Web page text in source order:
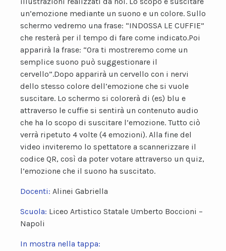
un’emozione mediante un suono e un colore. Sullo
schermo vedremo una frase: “INDOSSA LE CUFFIE”
che resterà per il tempo di fare come indicato.Poi
apparirà la frase: “Ora ti mostreremo come un
semplice suono può suggestionare il
cervello”.Dopo apparirà un cervello con i nervi
dello stesso colore dell’emozione che si vuole
suscitare. Lo schermo si colorerà di (es) blu e
attraverso le cuffie si sentirà un contenuto audio
che ha lo scopo di suscitare l’emozione. Tutto ciò
verrà ripetuto 4 volte (4 emozioni). Alla fine del
video inviteremo lo spettatore a scannerizzare il
codice QR, così da poter votare attraverso un quiz,
l’emozione che il suono ha suscitato.
Docenti: Alinei Gabriella
Scuola: Liceo Artistico Statale Umberto Boccioni –
Napoli
In mostra nella tappa: